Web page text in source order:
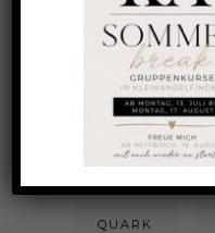
LACHS
MANDELMILCH
PIZZA
QUARK